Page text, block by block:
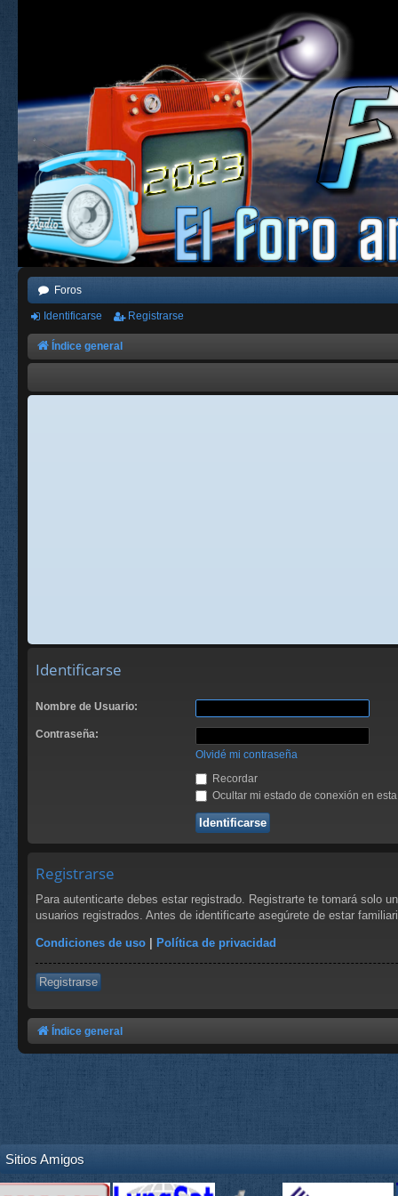
Foros
Identificarse Registrarse
Índice general
Identificarse
Nombre de Usuario:
Contraseña:
Olvidé mi contraseña
Recordar
Ocultar mi estado de conexión en
Registrarse
Para autenticarte debes estar registrado. Registrarte te tomará solo
usuarios registrados. Antes de identificarte asegúrete de estar
Condiciones de uso | Política de privacidad
Registrarse
Índice general
Sitios Amigos